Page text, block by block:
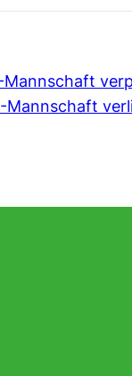
Mannschaft
Mannschaft